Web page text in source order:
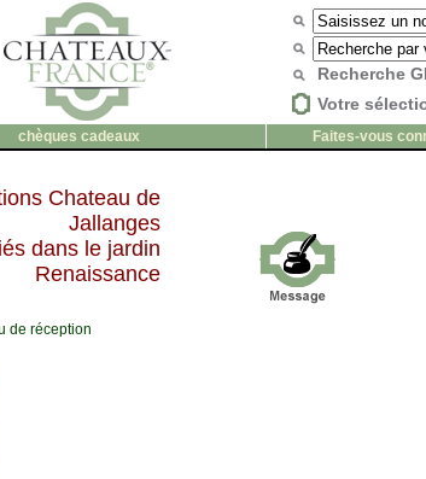
Recherche
Votre
chèques cadeaux Faites-vous
Chateau de
Jallanges
dans le jardin
Renaissance
de réception